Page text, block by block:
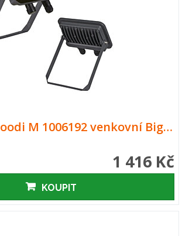
M 1006192 venkovní Big…
1 416 Kč
KOUPIT